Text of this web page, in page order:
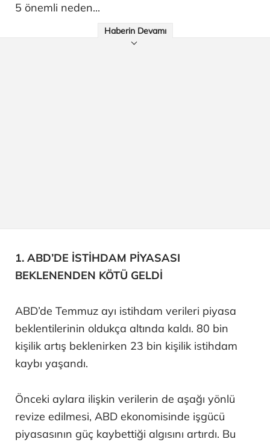
5 önemli neden...
Haberin Devamı
1. ABD’DE İSTİHDAM PİYASASI
BEKLENENDEN KÖTÜ GELDİ
ABD’de Temmuz ayı istihdam verileri piyasa
beklentilerinin oldukça altında kaldı. 80 bin
kişilik artış beklenirken 23 bin kişilik istihdam
kaybı yaşandı.
Önceki aylara ilişkin verilerin de aşağı yönlü
revize edilmesi, ABD ekonomisinde işgücü
piyasasının güç kaybettiği algısını artırdı. Bu